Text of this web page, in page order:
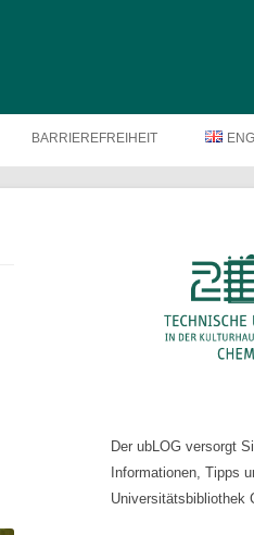
BARRIEREFREIHEIT
Der ubLOG versorgt
Informationen, Tipps
Universitätsbibliothek